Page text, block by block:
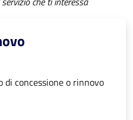
concessione o rinnovo